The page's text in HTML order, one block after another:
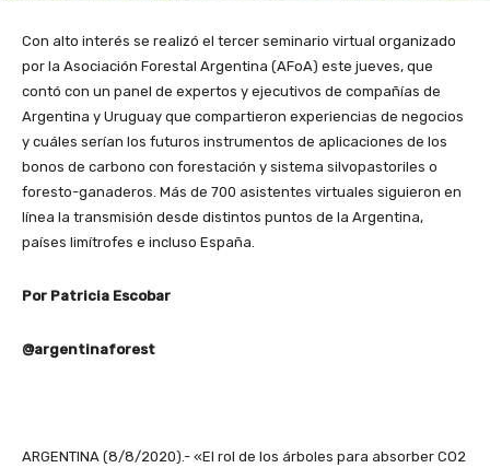
Con alto interés se realizó el tercer seminario virtual organizado
por la Asociación Forestal Argentina (AFoA) este jueves, que
contó con un panel de expertos y ejecutivos de compañías de
Argentina y Uruguay que compartieron experiencias de negocios
y cuáles serían los futuros instrumentos de aplicaciones de los
bonos de carbono con forestación y sistema silvopastoriles o
foresto-ganaderos. Más de 700 asistentes virtuales siguieron en
línea la transmisión desde distintos puntos de la Argentina,
países limítrofes e incluso España.
Por Patricia Escobar
@argentinaforest
ARGENTINA (8/8/2020).- «El rol de los árboles para absorber CO2